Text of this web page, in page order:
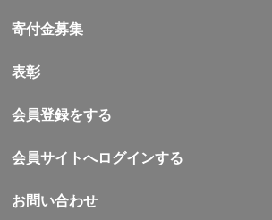
寄付金募集
表彰
会員登録をする
会員サイトへログインする
お問い合わせ